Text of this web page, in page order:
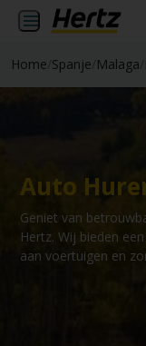
Home Spanje Malaga
Auto
Geniet van
Hertz. Wij bieden
aan voertuigen en